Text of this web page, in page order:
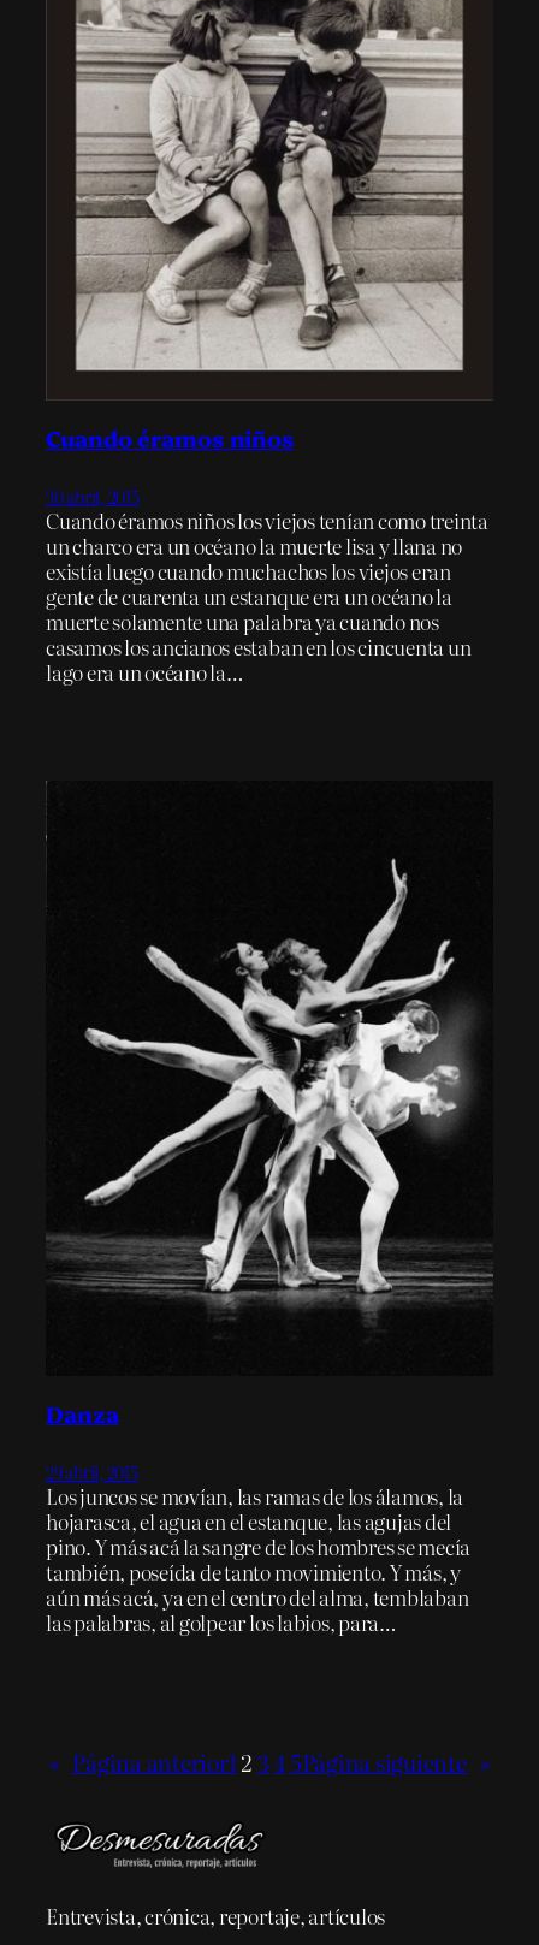
Cuando éramos niños
30 abril, 2015
Cuando éramos niños los viejos tenían como treinta
un charco era un océano la muerte lisa y llana no
existía luego cuando muchachos los viejos eran
gente de cuarenta un estanque era un océano la
muerte solamente una palabra ya cuando nos
casamos los ancianos estaban en los cincuenta un
lago era un océano la…
Danza
29 abril, 2015
Los juncos se movían, las ramas de los álamos, la
hojarasca, el agua en el estanque, las agujas del
pino. Y más acá la sangre de los hombres se mecía
también, poseída de tanto movimiento. Y más, y
aún más acá, ya en el centro del alma, temblaban
las palabras, al golpear los labios, para…
« Página anterior12 345Página siguiente »
Entrevista, crónica, reportaje, artículos